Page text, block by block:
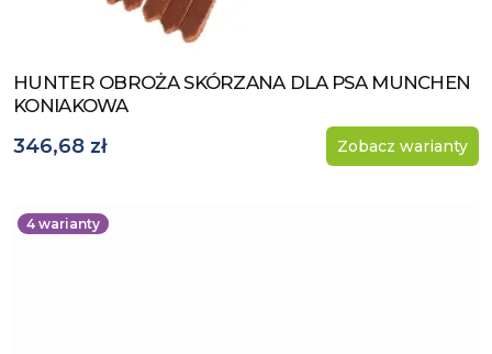
Zobacz produkt
HUNTER OBROŻA SKÓRZANA DLA PSA MUNCHEN
KONIAKOWA
346,68 zł Zobacz warianty
4 warianty